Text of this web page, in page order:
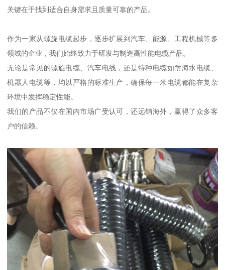
关键在于找到适合自身需求且质量可靠的产品。
作为一家从螺旋电缆起步，逐步扩展到汽车、能源、工程机械等多
领域的企业，我们始终致力于研发与制造高性能电缆产品。
无论是常见的螺旋电缆、汽车电线，还是特种电缆如耐海水电缆、
机器人电缆等，均以严格的标准生产，确保每一米电缆都能在复杂
环境中发挥稳定性能。
我们的产品不仅在国内市场广受认可，还远销海外，赢得了众多客
户的信赖。